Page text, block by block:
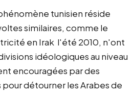
tunisien réside
similaires, comme le
en Irak l'été 2010, n'ont
idéologiques au niveau
encouragées par des
détourner les Arabes de